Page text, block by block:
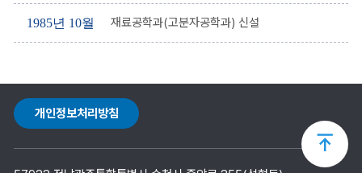
1985년 10월 재료공학과(고분자공학과) 신설
개인정보처리방침
상